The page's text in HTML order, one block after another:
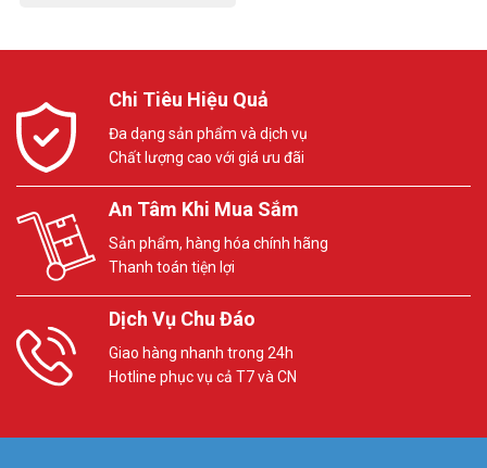
Chi Tiêu Hiệu Quả
Đa dạng sản phẩm và dịch vụ
Chất lượng cao với giá ưu đãi
An Tâm Khi Mua Sắm
Sản phẩm, hàng hóa chính hãng
Thanh toán tiện lợi
Dịch Vụ Chu Đáo
Giao hàng nhanh trong 24h
Hotline phục vụ cả T7 và CN